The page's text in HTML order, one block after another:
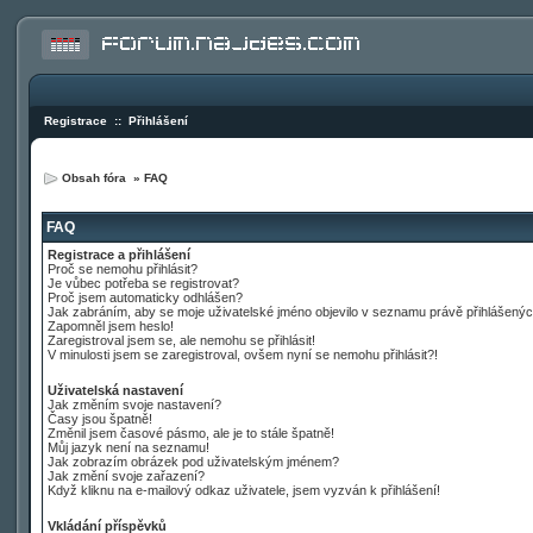
Registrace :: Přihlášení
Obsah fóra » FAQ
FAQ
Registrace a přihlášení
Proč se nemohu přihlásit?
Je vůbec potřeba se registrovat?
Proč jsem automaticky odhlášen?
Jak zabráním, aby se moje uživatelské jméno objevilo v seznamu právě
Zapomněl jsem heslo!
Zaregistroval jsem se, ale nemohu se přihlásit!
V minulosti jsem se zaregistroval, ovšem nyní se nemohu přihlásit?!
Uživatelská nastavení
Jak změním svoje nastavení?
Časy jsou špatně!
Změnil jsem časové pásmo, ale je to stále špatně!
Můj jazyk není na seznamu!
Jak zobrazím obrázek pod uživatelským jménem?
Jak změní svoje zařazení?
Když kliknu na e-mailový odkaz uživatele, jsem vyzván k přihlášení!
Vkládání příspěvků